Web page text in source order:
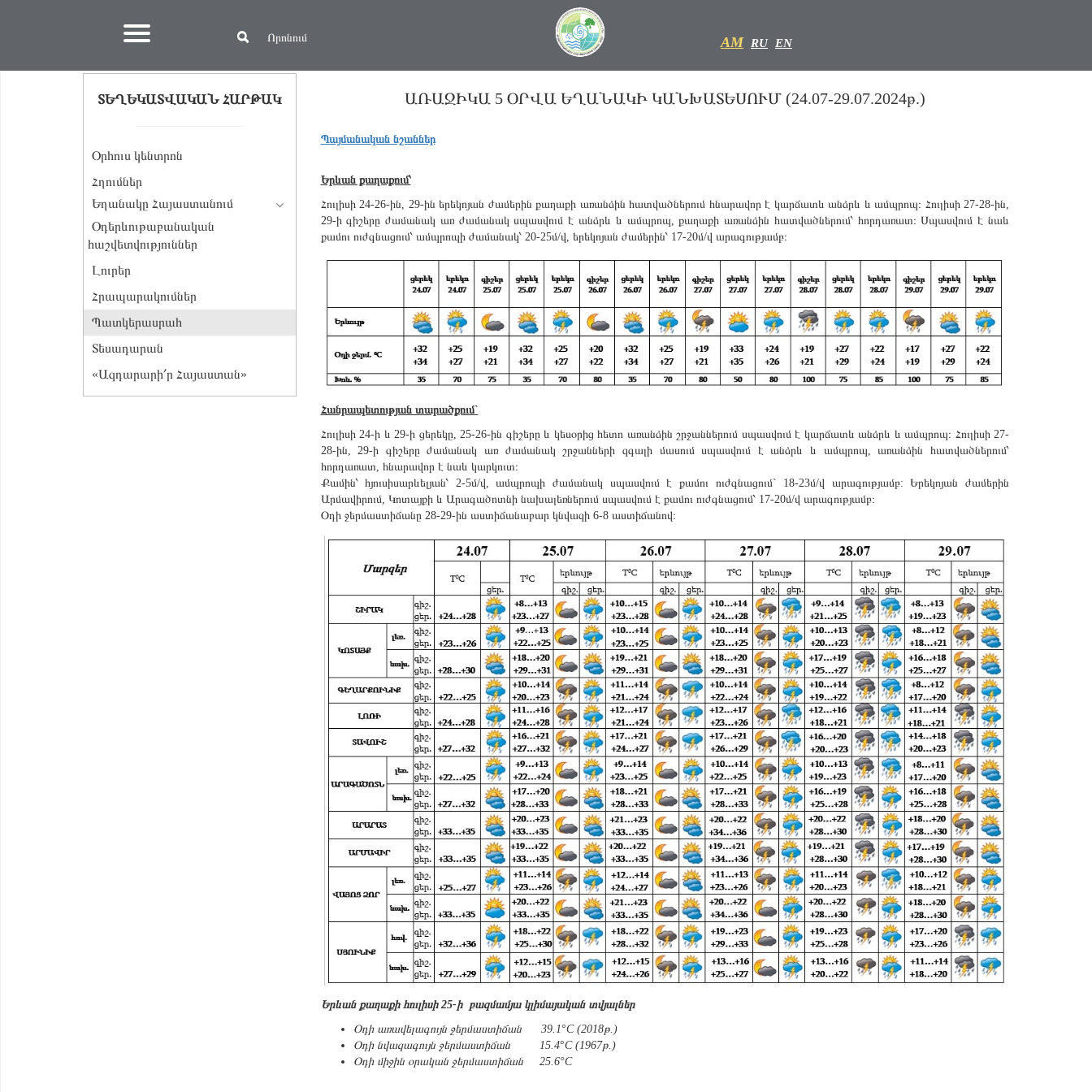
AM RU EN
ՏԵՂԵԿԱՏՎԱԿԱՆ ՀԱՐԹԱԿ
Օրհուս կենտրոն
Հղումներ
Եղանակը Հայաստանում
Օդերևութաբանական
հաշվետվություններ
Լուրեր
Հրապարակումներ
Պատկերասրահ
Տեսադարան
«Ազդարարի՛ր Հայաստան»
ԱՌԱՋԻԿԱ 5 ՕՐՎԱ ԵՂԱՆԱԿԻ ԿԱՆԽԱՏԵՍՈՒՄ (24.07-29.07.2024թ.)
Պայմանական նշաններ
Երևան քաղաքում՝
Հուլիսի 24-26-ին, 29-ին երեկոյան ժամերին քաղաքի առանձին հատվածներում հնարավոր է կարճատև անձրև և ամպրոպ։ Հուլիսի 27-28-ին,
29-ի գիշերը ժամանակ առ ժամանակ սպասվում է անձրև և ամպրոպ, քաղաքի առանձին հատվածներում՝ հորդառատ։ Սպասվում է նաև
քամու ուժգնացում՝ ամպրոպի ժամանակ՝ 20-25մ/վ, երեկոյան ժամերին՝ 17-20մ/վ արագությամբ։
Հանրապետության տարածքում`
Հուլիսի 24-ի և 29-ի ցերեկը, 25-26-ին գիշերը և կեսօրից հետո առանձին շրջաններում սպասվում է կարճատև անձրև և ամպրոպ։ Հուլիսի 27-
28-ին, 29-ի գիշերը ժամանակ առ ժամանակ շրջանների զգալի մասում սպասվում է անձրև և ամպրոպ, առանձին հատվածներում՝
հորդառատ, հնարավոր է նաև կարկուտ։
Քամին՝ հյուսիսարևելյան՝ 2-5մ/վ, ամպրոպի ժամանակ սպասվում է քամու ուժգնացում` 18-23մ/վ արագությամբ: Երեկոյան ժամերին
Արմավիրում, Կոտայքի և Արագածոտնի նախալեռներում սպասվում է քամու ուժգնացում՝ 17-20մ/վ արագությամբ։
Օդի ջերմաստիճանը 28-29-ին աստիճանաբար կնվազի 6-8 աստիճանով։
Երևան քաղաքի հուլիսի 25-ի բազմամյա կլիմայական տվյալներ
Օդի առավելագույն ջերմաստիճան
39.1°C (2018թ.)
Օդի նվազագույն ջերմաստիճան
15.4°C (1967թ.)
Օդի միջին օրական ջերմաստիճան
25.6°C